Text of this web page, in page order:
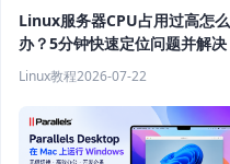
Linux服务器CPU占用过高怎么
办？5分钟快速定位问题并解决
Linux教程2026-07-22